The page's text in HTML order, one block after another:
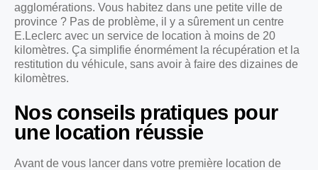
agglomérations. Vous habitez dans une petite ville de
province ? Pas de problème, il y a sûrement un centre
E.Leclerc avec un service de location à moins de 20
kilomètres. Ça simplifie énormément la récupération et la
restitution du véhicule, sans avoir à faire des dizaines de
kilomètres.
Nos conseils pratiques pour
une location réussie
Avant de vous lancer dans votre première location de